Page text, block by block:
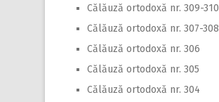
Călăuză ortodoxă nr. 309-310
Călăuză ortodoxă nr. 307-308
Călăuză ortodoxă nr. 306
Călăuză ortodoxă nr. 305
Călăuză ortodoxă nr. 304